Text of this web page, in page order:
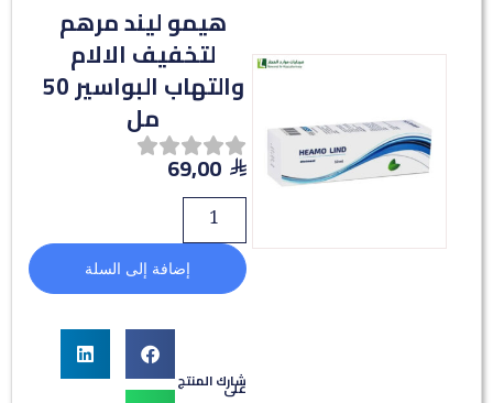
هيمو ليند مرهم
لتخفيف الالام
والتهاب البواسير 50
مل
69,00
إضافة إلى السلة
شارك المنتج
على